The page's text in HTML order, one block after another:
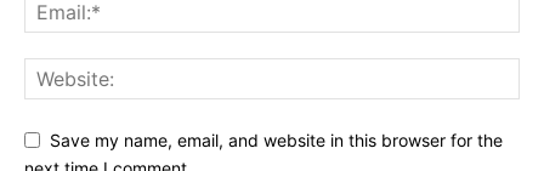
Save my name, email, and website in this browser for the